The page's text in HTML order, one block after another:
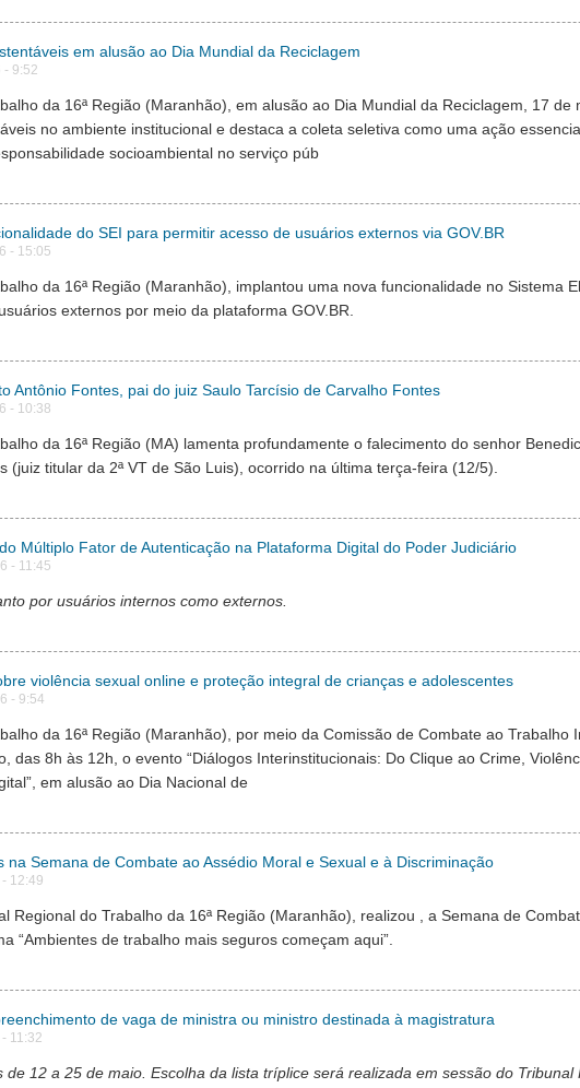
em alusão ao Dia Mundial da Reciclagem
- 9:52
da 16ª Região (Maranhão), em alusão ao Dia Mundial da Reciclagem, 17 de
no ambiente institucional e destaca a coleta seletiva como uma ação
socioambiental no serviço púb
do SEI para permitir acesso de usuários externos via GOV.BR
- 15:05
da 16ª Região (Maranhão), implantou uma nova funcionalidade no Sistema
externos por meio da plataforma GOV.BR.
Antônio Fontes, pai do juiz Saulo Tarcísio de Carvalho Fontes
- 10:38
da 16ª Região (MA) lamenta profundamente o falecimento do senhor
(juiz titular da 2ª VT de São Luis), ocorrido na última terça-feira (12/5).
Múltiplo Fator de Autenticação na Plataforma Digital do Poder Judiciário
- 11:45
por usuários internos como externos.
violência sexual online e proteção integral de crianças e adolescentes
- 9:54
da 16ª Região (Maranhão), por meio da Comissão de Combate ao Trabalho
das 8h às 12h, o evento “Diálogos Interinstitucionais: Do Clique ao Crime,
em alusão ao Dia Nacional de
na Semana de Combate ao Assédio Moral e Sexual e à Discriminação
12:49
Regional do Trabalho da 16ª Região (Maranhão), realizou , a Semana de
“Ambientes de trabalho mais seguros começam aqui”.
de vaga de ministra ou ministro destinada à magistratura
11:32
12 a 25 de maio. Escolha da lista tríplice será realizada em sessão do Tribunal